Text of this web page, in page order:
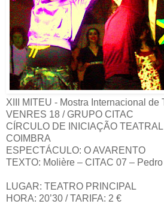
XIII MITEU - Mostra Internacional de
VENRES 18 / GRUPO CITAC
CÍRCULO DE INICIAÇÃO
COIMBRA
ESPECTÁCULO: O AVARENTO
TEXTO: Molière – CITAC 07 –
LUGAR: TEATRO PRINCIPAL
HORA: 20’30 / TARIFA: 2 €